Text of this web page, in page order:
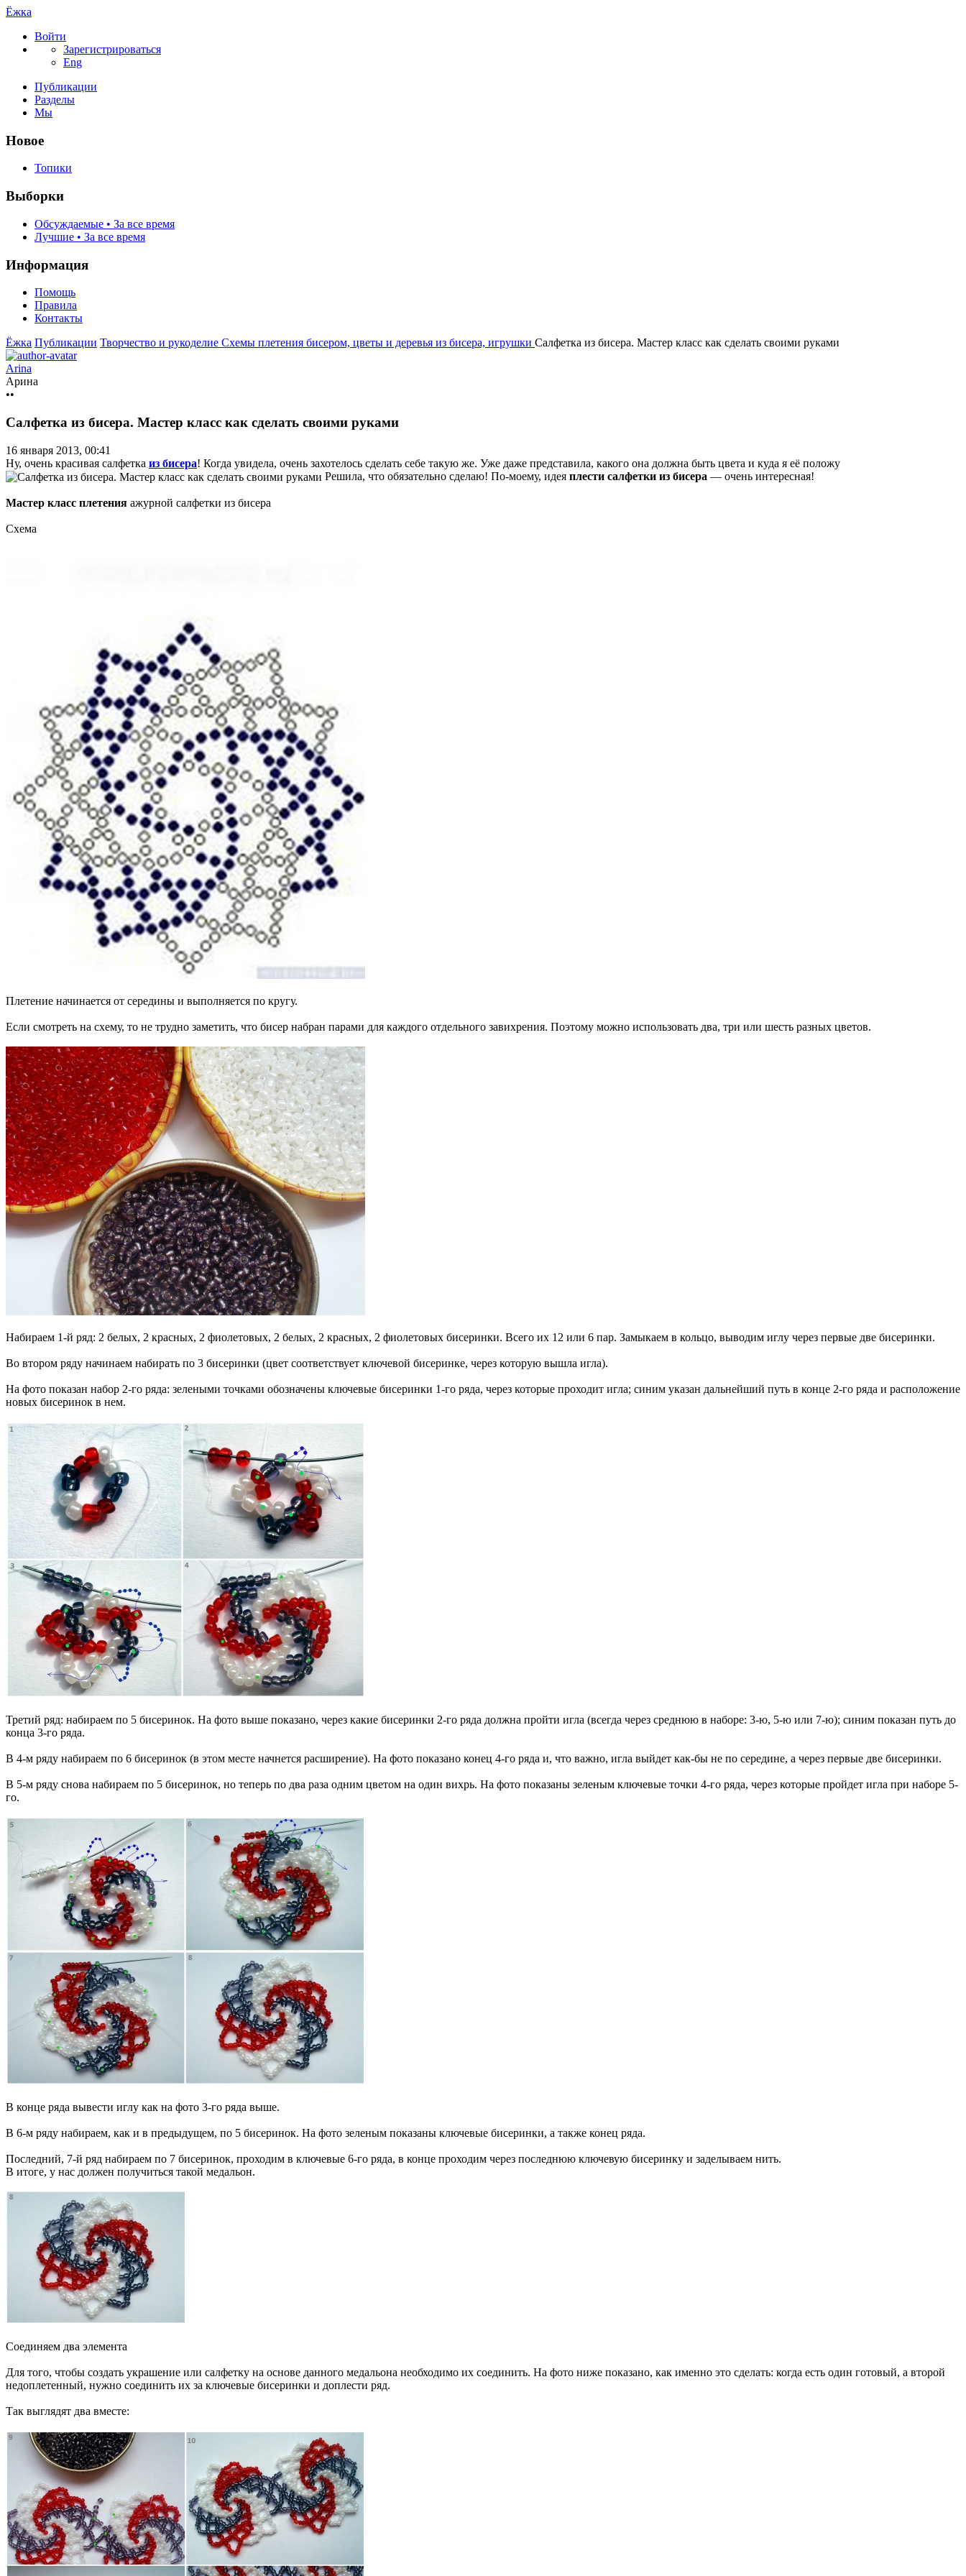
Ёжка
Войти
Зарегистрироваться
Eng
Публикации
Разделы
Мы
Новое
Топики
Выборки
Обсуждаемые • За все время
Лучшие • За все время
Информация
Помощь
Правила
Контакты
Ёжка Публикации Творчество и рукоделие Схемы плетения бисером, цветы и деревья из бисера, игрушки Салфетка из бисера. Мастер класс как сделать своими руками
Arina
Арина
••
Салфетка из бисера. Мастер класс как сделать своими руками
16 января 2013, 00:41
Ну, очень красивая салфетка из бисера! Когда увидела, очень захотелось сделать себе такую же. Уже даже представила, какого она должна быть цвета и куда я её положу
Решила, что обязательно сделаю! По-моему, идея плести салфетки из бисера — очень интересная!
Мастер класс плетения ажурной салфетки из бисера
Схема
Плетение начинается от середины и выполняется по кругу.
Если смотреть на схему, то не трудно заметить, что бисер набран парами для каждого отдельного завихрения. Поэтому можно использовать два, три или шесть разных цветов.
Набираем 1-й ряд: 2 белых, 2 красных, 2 фиолетовых, 2 белых, 2 красных, 2 фиолетовых бисеринки. Всего их 12 или 6 пар. Замыкаем в кольцо, выводим иглу через первые две бисеринки.
Во втором ряду начинаем набирать по 3 бисеринки (цвет соответствует ключевой бисеринке, через которую вышла игла).
На фото показан набор 2-го ряда: зелеными точками обозначены ключевые бисеринки 1-го ряда, через которые проходит игла; синим указан дальнейший путь в конце 2-го ряда и расположение
новых бисеринок в нем.
Третий ряд: набираем по 5 бисеринок. На фото выше показано, через какие бисеринки 2-го ряда должна пройти игла (всегда через среднюю в наборе: 3-ю, 5-ю или 7-ю); синим показан путь до
конца 3-го ряда.
В 4-м ряду набираем по 6 бисеринок (в этом месте начнется расширение). На фото показано конец 4-го ряда и, что важно, игла выйдет как-бы не по середине, а через первые две бисеринки.
В 5-м ряду снова набираем по 5 бисеринок, но теперь по два раза одним цветом на один вихрь. На фото показаны зеленым ключевые точки 4-го ряда, через которые пройдет игла при наборе 5-
го.
В конце ряда вывести иглу как на фото 3-го ряда выше.
В 6-м ряду набираем, как и в предыдущем, по 5 бисеринок. На фото зеленым показаны ключевые бисеринки, а также конец ряда.
Последний, 7-й ряд набираем по 7 бисеринок, проходим в ключевые 6-го ряда, в конце проходим через последнюю ключевую бисеринку и заделываем нить.
В итоге, у нас должен получиться такой медальон.
Соединяем два элемента
Для того, чтобы создать украшение или салфетку на основе данного медальона необходимо их соединить. На фото ниже показано, как именно это сделать: когда есть один готовый, а второй
недоплетенный, нужно соединить их за ключевые бисеринки и доплести ряд.
Так выглядят два вместе: